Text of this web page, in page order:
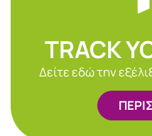
TRACK
Δείτε εδώ την